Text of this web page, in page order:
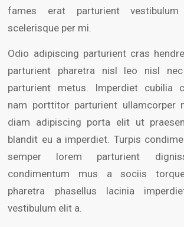
fames erat parturient
scelerisque per mi.
Odio adipiscing parturient cras
parturient pharetra nisl leo nisl
parturient metus. Imperdiet cubilia
nam porttitor parturient ullamcorper
diam adipiscing porta elit ut
blandit eu a imperdiet. Turpis
semper lorem parturient
condimentum mus a sociis
pharetra phasellus lacinia
vestibulum elit a.